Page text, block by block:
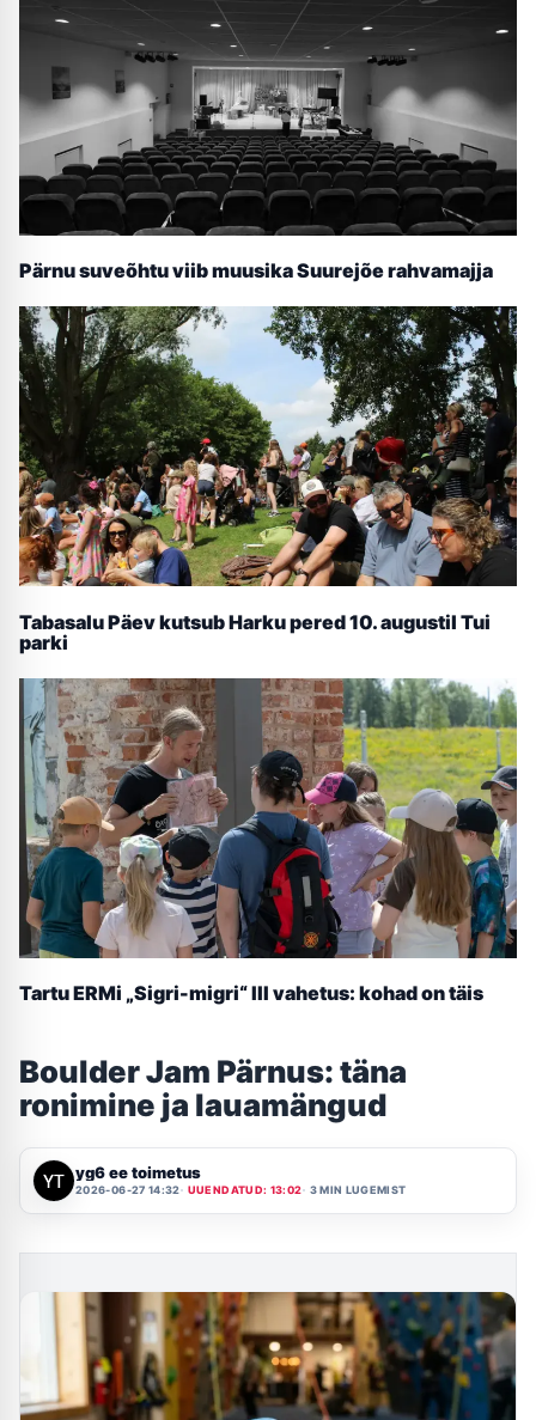
Pärnu suveõhtu viib muusika Suurejõe rahvamajja
Tabasalu Päev kutsub Harku pered 10. augustil Tui
parki
Tartu ERMi „Sigri-migri“ III vahetus: kohad on täis
Boulder Jam Pärnus: täna
ronimine ja lauamängud
yg6 ee toimetus
2026-06-27 14:32 UUENDATUD: 13:02 3 MIN LUGEMIST